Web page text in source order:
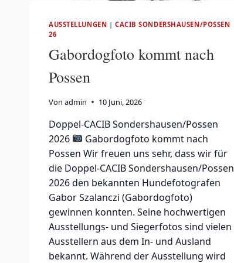
AUSSTELLUNGEN | CACIB SONDERSHAUSEN/POSSEN
26
Gabordogfoto kommt nach
Possen
Von admin 10 Juni, 2026
Doppel-CACIB Sondershausen/Possen
2026
Gabordogfoto kommt nach
Possen Wir freuen uns sehr, dass wir für
die Doppel-CACIB Sondershausen/Possen
2026 den bekannten Hundefotografen
Gabor Szalanczi (Gabordogfoto)
gewinnen konnten. Seine hochwertigen
Ausstellungs- und Siegerfotos sind vielen
Ausstellern aus dem In- und Ausland
bekannt. Während der Ausstellung wird